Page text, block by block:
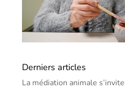
Derniers articles
La médiation animale